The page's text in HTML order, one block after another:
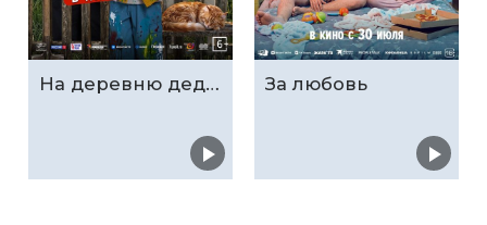
На деревню дедушке 2 За любовь